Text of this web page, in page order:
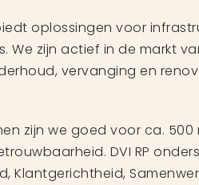
oplossingen voor
We zijn actief in de markt
vervanging en
zijn we goed voor ca.
DVI RP
Klantgerichtheid,